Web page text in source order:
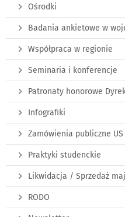
Ośrodki
Badania ankietowe w
Współpraca w regionie
Seminaria i konferencje
Patronaty honorowe
Infografiki
Zamówienia publiczne US
Praktyki studenckie
Likwidacja / Sprzedaż
RODO